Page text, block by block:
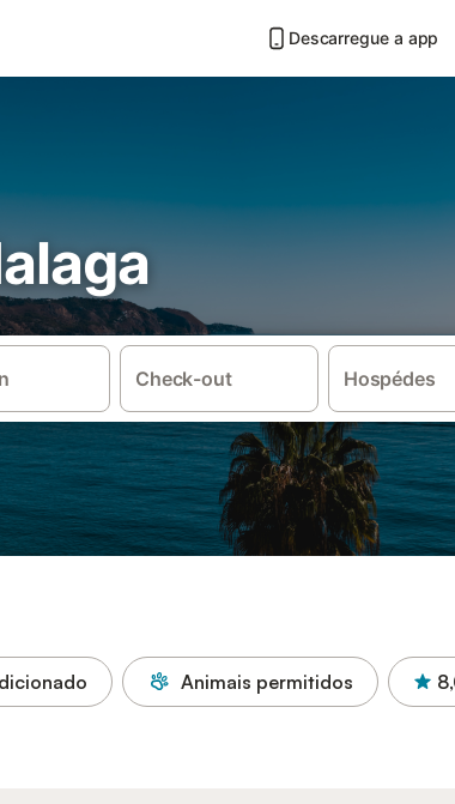
Descarregue a app
Check-out Hospédes
Animais permitidos